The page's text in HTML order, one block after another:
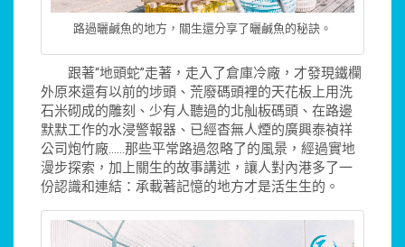
路過曬鹹魚的地方，關生還分享了曬鹹魚的秘訣。
跟著“地頭蛇”走著，走入了倉庫冷廠，才發現鐵欄
外原來還有以前的埗頭、荒廢碼頭裡的天花板上用洗
石米砌成的雕刻、少有人聽過的北舢板碼頭、在路邊
默默工作的水浸警報器、已經杳無人煙的廣興泰禎祥
公司炮竹廠……那些平常路過忽略了的風景，經過實地
漫步探索，加上關生的故事講述，讓人對內港多了一
份認識和連結：承載著記憶的地方才是活生生的。